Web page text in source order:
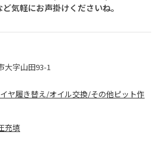
気軽にお声掛けくださいね。
大字山田93-1
ヤ履き替え/オイル交換/その他ピット作
充填